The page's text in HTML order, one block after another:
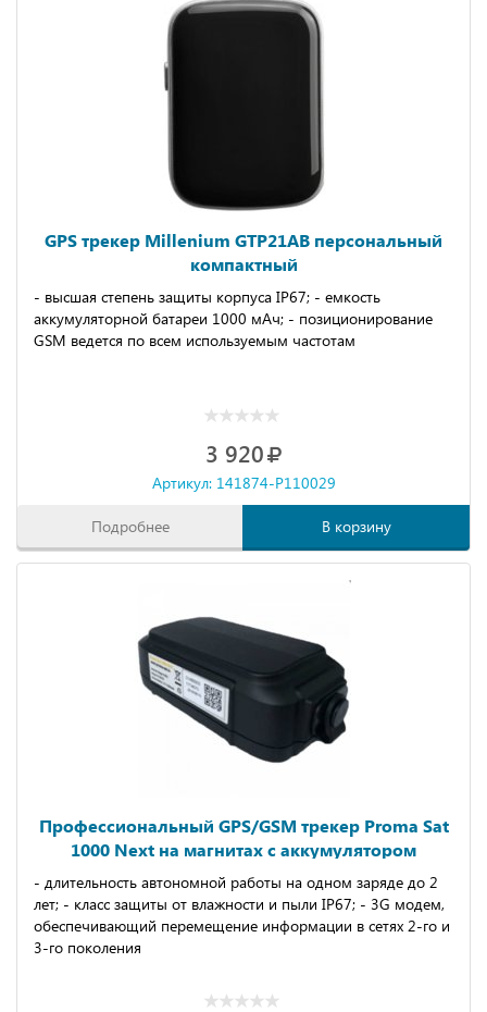
GPS трекер Millenium GTP21AB персональный
компактный
- высшая степень защиты корпуса IP67; - емкость
аккумуляторной батареи 1000 мАч; - позиционирование
GSM ведется по всем используемым частотам
3 920
Артикул: 141874-P110029
Подробнее В корзину
Профессиональный GPS/GSM трекер Proma Sat
1000 Next на магнитах с аккумулятором
- длительность автономной работы на одном заряде до 2
лет; - класс защиты от влажности и пыли IP67; - 3G модем,
обеспечивающий перемещение информации в сетях 2-го и
3-го поколения